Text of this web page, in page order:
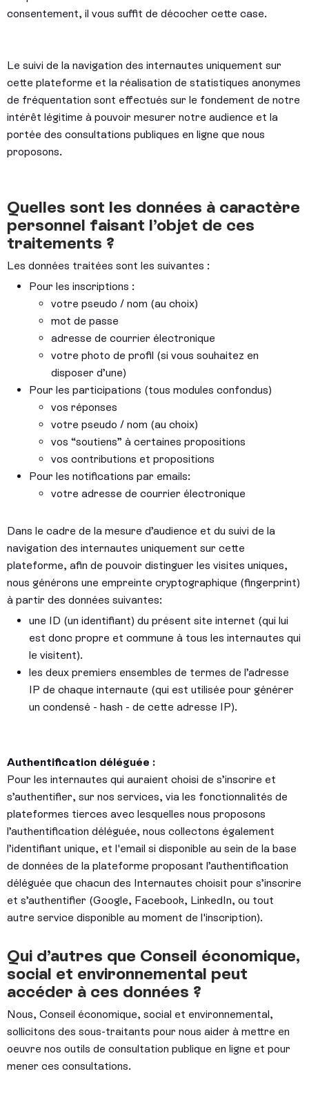
consentement, il vous suffit de décocher cette case.
Le suivi de la navigation des internautes uniquement sur
cette plateforme et la réalisation de statistiques anonymes
de fréquentation sont effectués sur le fondement de notre
intérêt légitime à pouvoir mesurer notre audience et la
portée des consultations publiques en ligne que nous
proposons.
Quelles sont les données à caractère
personnel faisant l’objet de ces
traitements ?
Les données traitées sont les suivantes :
Pour les inscriptions :
votre pseudo / nom (au choix)
mot de passe
adresse de courrier électronique
votre photo de profil (si vous souhaitez en
disposer d’une)
Pour les participations (tous modules confondus)
vos réponses
votre pseudo / nom (au choix)
vos “soutiens” à certaines propositions
vos contributions et propositions
Pour les notifications par emails:
votre adresse de courrier électronique
Dans le cadre de la mesure d’audience et du suivi de la
navigation des internautes uniquement sur cette
plateforme, afin de pouvoir distinguer les visites uniques,
nous générons une empreinte cryptographique (fingerprint)
à partir des données suivantes:
une ID (un identifiant) du présent site internet (qui lui
est donc propre et commune à tous les internautes qui
le visitent).
les deux premiers ensembles de termes de l’adresse
IP de chaque internaute (qui est utilisée pour générer
un condensé - hash - de cette adresse IP).
Authentification déléguée :
Pour les internautes qui auraient choisi de s’inscrire et
s’authentifier, sur nos services, via les fonctionnalités de
plateformes tierces avec lesquelles nous proposons
l’authentification déléguée, nous collectons également
l’identifiant unique, et l'email si disponible au sein de la base
de données de la plateforme proposant l’authentification
déléguée que chacun des Internautes choisit pour s’inscrire
et s’authentifier (Google, Facebook, LinkedIn, ou tout
autre service disponible au moment de l'inscription).
Qui d’autres que Conseil économique,
social et environnemental peut
accéder à ces données ?
Nous, Conseil économique, social et environnemental,
sollicitons des sous-traitants pour nous aider à mettre en
oeuvre nos outils de consultation publique en ligne et pour
mener ces consultations.